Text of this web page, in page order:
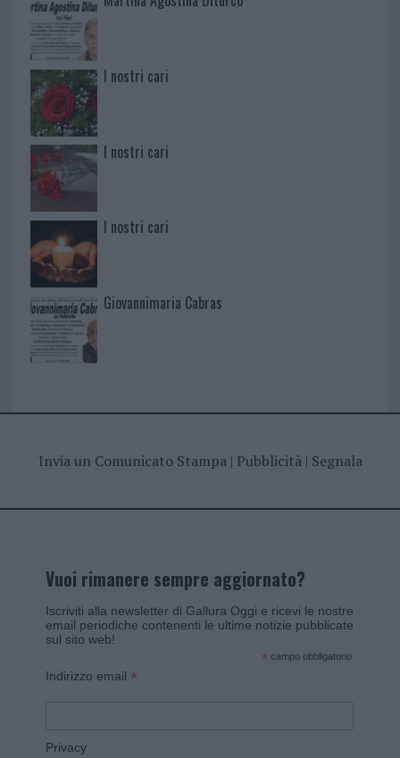
I nostri cari
I nostri cari
I nostri cari
Giovannimaria Cabras
Invia un Comunicato Stampa| Pubblicità| Segnala
Vuoi rimanere sempre aggiornato?
Iscriviti alla newsletter di Gallura Oggi e ricevi le nostre
email periodiche contenenti le ultime notizie pubblicate
sul sito web!
* campo obbligatorio
Indirizzo email *
Privacy